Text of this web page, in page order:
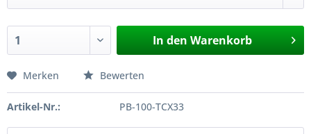
In den Warenkorb
Merken Bewerten
Artikel-Nr.: PB-100-TCX33